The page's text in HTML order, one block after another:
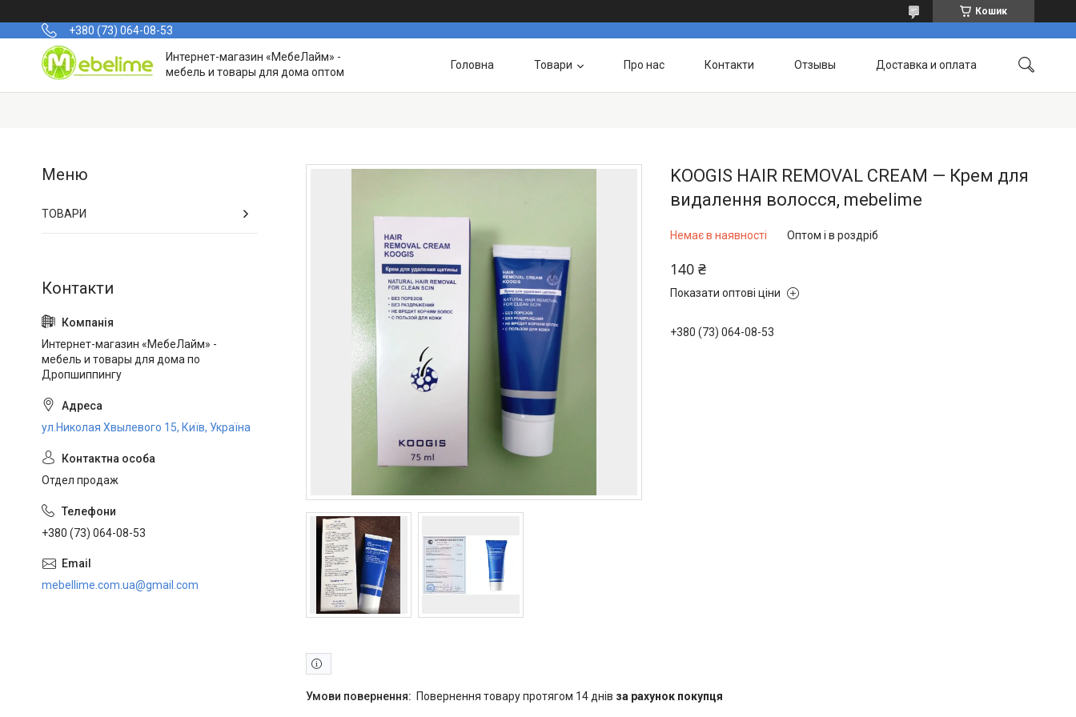
Кошик
+380 (73) 064-08-53
Интернет-магазин «МебеЛайм» -
мебель и товары для дома оптом
Головна Товари Про нас Контакти Отзывы Доставка и оплата
KOOGIS HAIR REMOVAL CREAM — Крем для
видалення волосся, mebelime
Немає в наявності Оптом і в роздріб
140 ₴
Показати оптові ціни
+380 (73) 064-08-53
повернення товару протягом 14 днів за рахунок покупця
ТОВАРИ
Интернет-магазин «МебеЛайм» -
мебель и товары для дома по
Дропшиппингу
ул.Николая Хвылевого 15, Київ, Україна
Отдел продаж
+380 (73) 064-08-53
mebellime.com.ua@gmail.com